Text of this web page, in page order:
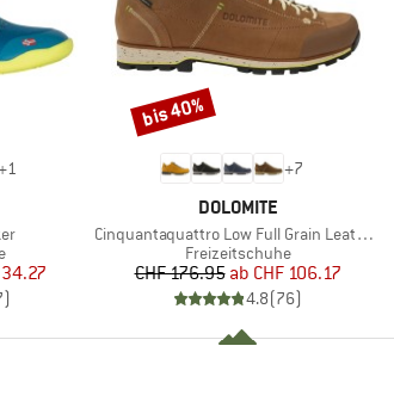
1
Preis
34.27
)
+7
MARKE
DOLOMITE
Artikel
Cinquantaquattro Low Full Grain Leather Evo GTX
Produktgruppe
Freizeitschuhe
Preis
CHF 176.95 reduzierter Preis
ab CHF 106.17
4.8(76)
Rabatt
bis 40%